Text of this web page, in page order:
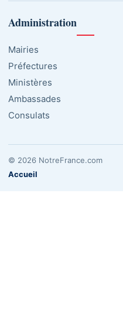
Administration
Mairies
Préfectures
Ministères
Ambassades
Consulats
© 2026 NotreFrance.com
Accueil